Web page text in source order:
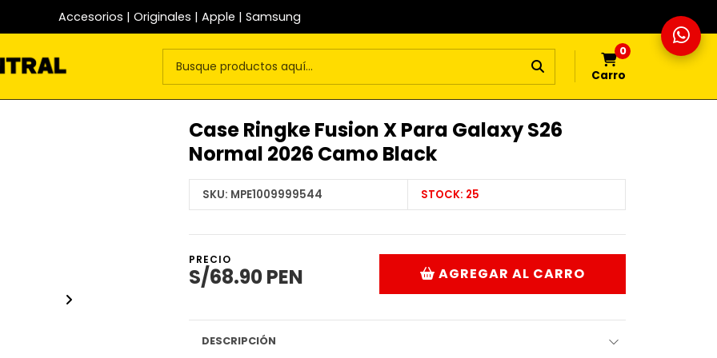
Accesorios | Originales | Apple | Samsung
0
Carro
Case Ringke Fusion X Para Galaxy S26
Normal 2026 Camo Black
SKU: MPE1009999544 STOCK: 25
PRECIO
S/68.90 PEN AGREGAR AL CARRO
DESCRIPCIÓN